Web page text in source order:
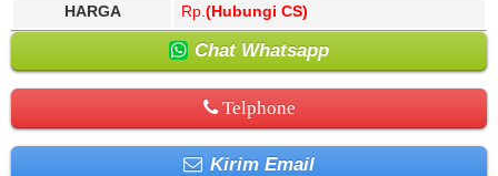
HARGA Rp. (Hubungi CS)
Chat Whatsapp
Telphone
Kirim Email